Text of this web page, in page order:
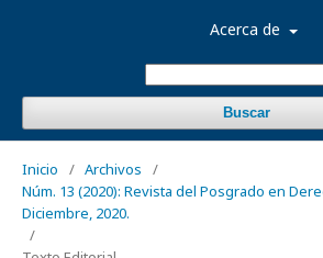
Acerca de
Buscar
Inicio / Archivos
/
Núm. 13 (2020): Revista del Posgrado en
Diciembre, 2020.
/